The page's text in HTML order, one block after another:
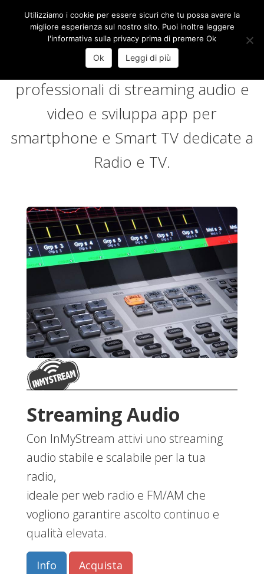
InMyStreamrealizza soluzioni
professionali di streaming audio e
video e sviluppa app per
smartphone e Smart TV dedicate a
Radio e TV.
Streaming Audio
Con InMyStream attivi uno streaming
audio stabile e scalabile per la tua
radio,
ideale per web radio e FM/AM che
vogliono garantire ascolto continuo e
qualità elevata.
Info Acquista
Utilizziamo i cookie per essere sicuri che tu possa avere la
migliore esperienza sul nostro sito. Puoi inoltre leggere
l'informativa sulla privacy prima di premere Ok
Ok Leggi di più